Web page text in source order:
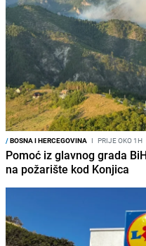
/BOSNA I HERCEGOVINA I PRIJE OKO 1H
Pomoć iz glavnog grada
na požarište kod Konjica